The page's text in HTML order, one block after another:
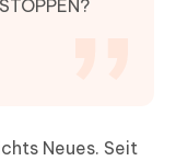
Neues. Seit